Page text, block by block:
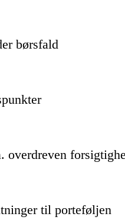
børsfald
overdreven
til porteføljen